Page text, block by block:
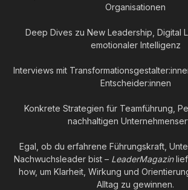
Organisationen
Deep Dives zu New Leadership, Digital
emotionaler Intelligenz
Interviews mit
Entscheider:innen
Konkrete Strategien für Teamführung,
nachhaltigen
Egal, ob du erfahrene Führungskraft,
Nachwuchsleader bist – LeaderMagazin
how, um Klarheit, Wirkung und
Alltag zu gewinnen.